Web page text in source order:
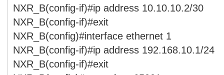
NXR_B(config-if)#ip address 10.10.10.2/30
NXR_B(config-if)#exit
NXR_B(config)#interface ethernet 1
NXR_B(config-if)#ip address 192.168.10.1/24
NXR_B(config-if)#exit